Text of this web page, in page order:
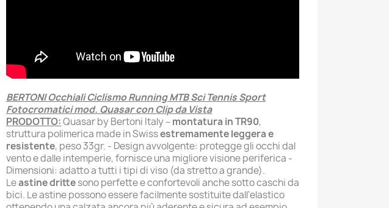
BERTONI Occhiali Ciclismo Running MTB Sci Tennis Sport
Fotocromatici mod. Quasar con Clip da Vista
PRODOTTO:Quasar by Bertoni Italy –montatura in TR90,
struttura polimerica made in Swissestremamente leggera e
resistente, peso 33gr. - Design avvolgente: protegge gli occhi dal
vento e dalle intemperie, fornisce una migliore visione periferica -
Dimensioni: adatto a tutti i tipi di viso (da stretto a grande).
Leastine drittesono perfette e confortevoli anche sotto caschi da
bici. Le astine possono essere facilmente sostituite dall'elastico